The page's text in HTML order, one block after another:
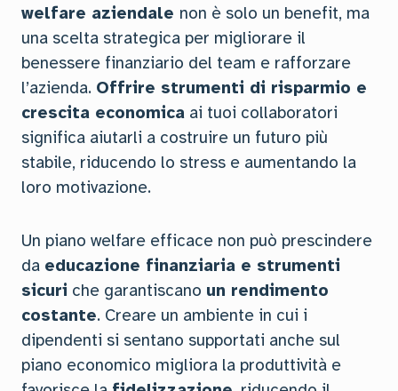
welfare aziendale non è solo un benefit, ma
una scelta strategica per migliorare il
benessere finanziario del team e rafforzare
l’azienda. Offrire strumenti di risparmio e
crescita economica ai tuoi collaboratori
significa aiutarli a costruire un futuro più
stabile, riducendo lo stress e aumentando la
loro motivazione.
Un piano welfare efficace non può prescindere
da educazione finanziaria e strumenti
sicuri che garantiscano un rendimento
costante. Creare un ambiente in cui i
dipendenti si sentano supportati anche sul
piano economico migliora la produttività e